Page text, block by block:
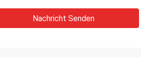
Nachricht Senden